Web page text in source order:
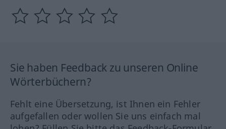
Sie haben Feedback zu unseren Online
Wörterbüchern?
Fehlt eine Übersetzung, ist Ihnen ein Fehler
aufgefallen oder wollen Sie uns einfach mal